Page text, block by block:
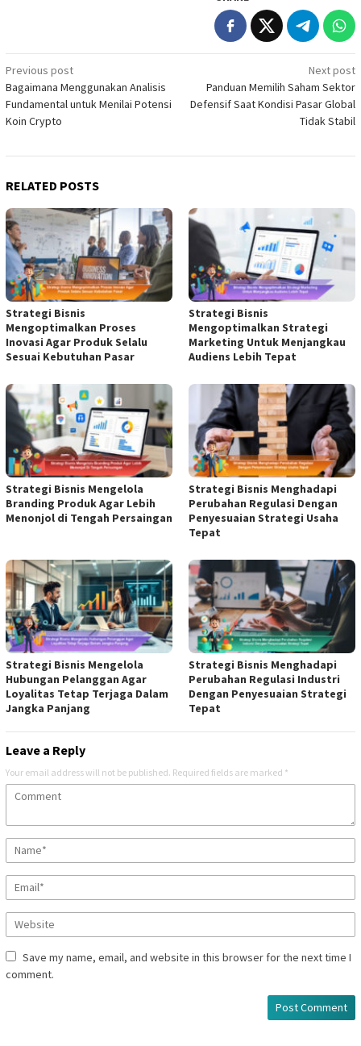
Post
navigation
Previous post
Bagaimana Menggunakan Analisis
Fundamental untuk Menilai Potensi
Koin Crypto
Next post
Panduan Memilih Saham Sektor
Defensif Saat Kondisi Pasar Global
Tidak Stabil
RELATED POSTS
Strategi Bisnis
Mengoptimalkan Proses
Inovasi Agar Produk Selalu
Sesuai Kebutuhan Pasar
Strategi Bisnis
Mengoptimalkan Strategi
Marketing Untuk Menjangkau
Audiens Lebih Tepat
Strategi Bisnis Mengelola
Branding Produk Agar Lebih
Menonjol di Tengah Persaingan
Strategi Bisnis Menghadapi
Perubahan Regulasi Dengan
Penyesuaian Strategi Usaha
Tepat
Strategi Bisnis Mengelola
Hubungan Pelanggan Agar
Loyalitas Tetap Terjaga Dalam
Jangka Panjang
Strategi Bisnis Menghadapi
Perubahan Regulasi Industri
Dengan Penyesuaian Strategi
Tepat
Leave a Reply
Your email address will not be published. Required fields are marked *
Save my name, email, and website in this browser for the next time I
comment.